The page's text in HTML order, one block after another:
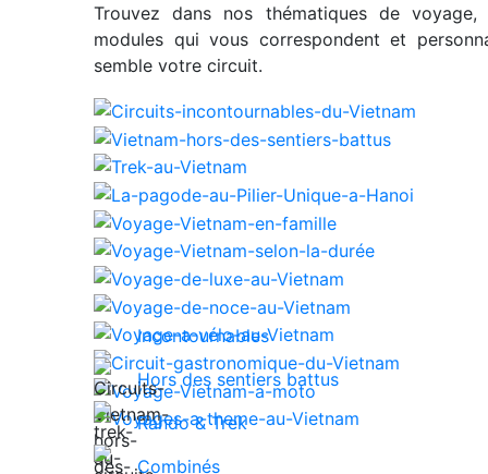
Trouvez dans nos thématiques de
modules qui vous correspondent et
semble votre circuit.
Incontournables
Hors des sentiers battus
Rando & Trek
Combinés